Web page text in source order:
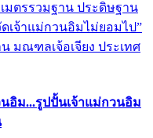
มตรรวมฐาน ประดิษฐาน
เจ้าแม่กวนอิมไม่ยอมไป”
มณฑลเจ้อเจียง ประเทศ
อิม...รูปปั้นเจ้าแม่กวนอิม